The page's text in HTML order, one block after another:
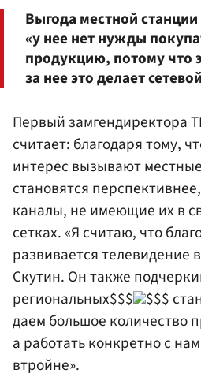
Выгода местной
«у нее нет нужды
продукцию, потому что
за нее это делает
Первый замгендиректора
считает: благодаря тому,
интерес вызывают
становятся
каналы, не имеющие их в
сетках. «Я считаю, что
развивается телевидение
Скутин. Он также
региональных$$$
$$$
даем большое количество
а работать конкретно с
втройне».